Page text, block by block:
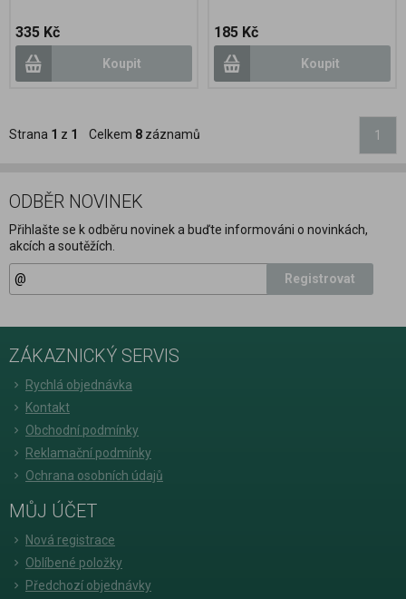
335 Kč
Koupit
185 Kč
Koupit
Strana 1 z 1 Celkem 8 záznamů 1
ODBĚR NOVINEK
Přihlašte se k odběru novinek a buďte informováni o novinkách,
akcích a soutěžích.
Registrovat
ZÁKAZNICKÝ SERVIS
Rychlá objednávka
Kontakt
Obchodní podmínky
Reklamační podmínky
Ochrana osobních údajů
MŮJ ÚČET
Nová registrace
Oblíbené položky
Předchozí objednávky